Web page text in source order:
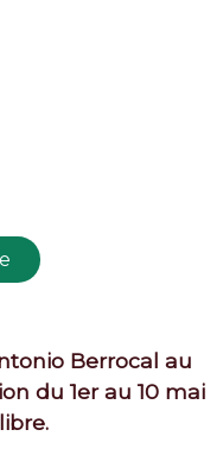
Berrocal au
du 1er au 10 mai